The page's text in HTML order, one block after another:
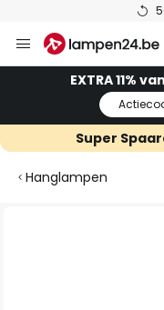
naar
EXTRA 11%
Super
Hanglampen